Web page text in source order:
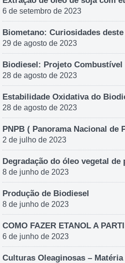
6 de setembro de 2023
Biometano: Curiosidades
29 de agosto de 2023
Biodiesel: Projeto
28 de agosto de 2023
Estabilidade Oxidativa do
28 de agosto de 2023
PNPB ( Panorama Nacional de
2 de julho de 2023
Degradação do óleo vegetal de
8 de junho de 2023
Produção de Biodiesel
8 de junho de 2023
COMO FAZER ETANOL A
6 de junho de 2023
Culturas Oleaginosas –